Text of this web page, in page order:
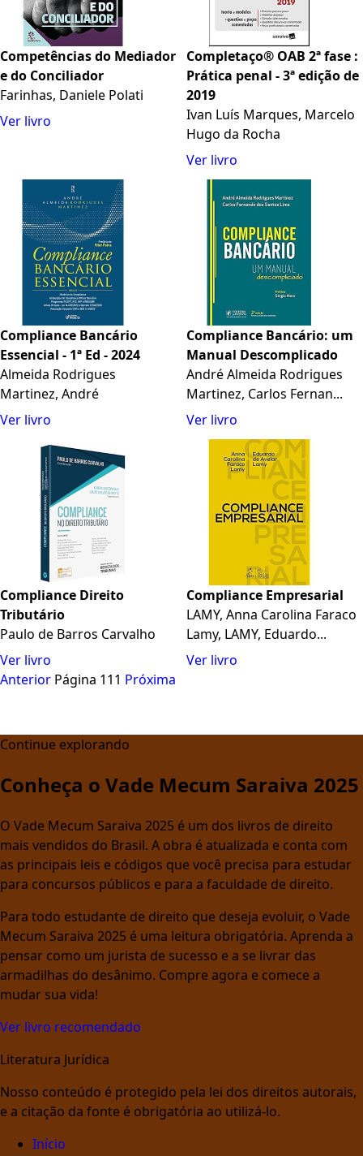
Competências do Mediador
e do Conciliador
Farinhas, Daniele Polati
Ver livro
Completaço® OAB 2ª fase :
Prática penal - 3ª edição de
2019
Ivan Luís Marques, Marcelo
Hugo da Rocha
Ver livro
Compliance Bancário
Essencial - 1ª Ed - 2024
Almeida Rodrigues
Martinez, André
Ver livro
Compliance Bancário: um
Manual Descomplicado
André Almeida Rodrigues
Martinez, Carlos Fernan...
Ver livro
Compliance Direito
Tributário
Paulo de Barros Carvalho
Ver livro
Compliance Empresarial
LAMY, Anna Carolina Faraco
Lamy, LAMY, Eduardo...
Ver livro
Anterior Página 111 Próxima
Continue explorando
Conheça o Vade Mecum Saraiva 2025
O Vade Mecum Saraiva 2025 é um dos livros de direito
mais vendidos do Brasil. A obra é atualizada e conta com
as principais leis e códigos que você precisa para estudar
para concursos públicos e para a faculdade de direito.
Para todo estudante de direito que deseja evoluir, o Vade
Mecum Saraiva 2025 é uma leitura obrigatória. Aprenda a
pensar como um jurista de sucesso e a se livrar das
armadilhas do desânimo. Compre agora e comece a
mudar sua vida!
Ver livro recomendado
Literatura Jurídica
Nosso conteúdo é protegido pela lei dos direitos autorais,
e a citação da fonte é obrigatória ao utilizá-lo.
Início